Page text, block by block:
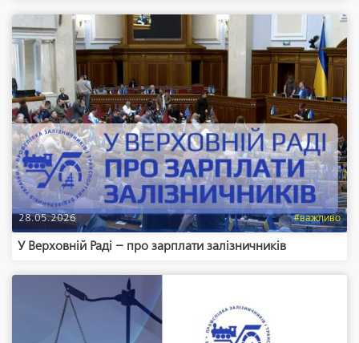
28.05.2026 #важливо
У Верховній Раді – про зарплати залізничників